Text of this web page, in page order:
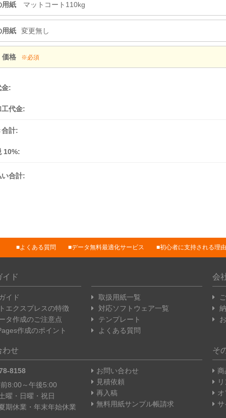
用紙 マットコート110kg
用紙 変更無し
価格 ※必須
金:
代金:
合計:
10%:
い合計:
よくある質問 データ無料最適化サービス 初心者に支持される理由
イド
イド
エクスプレスの特徴
タ作成のご注意点
作成のポイント
取扱用紙一覧
対応ソフトウェア一覧
テンプレート
よくある質問
会
わせ
8158
8:00～午後5:00
曜・日曜・祝日
期休業・年末年始休業
お問い合わせ
見積依頼
再入稿
無料用紙サンプル帳請求
そ
商
サ